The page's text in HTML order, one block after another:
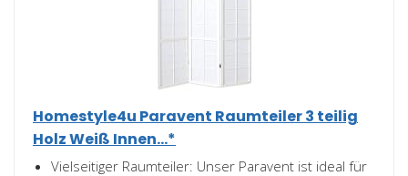
Homestyle4u Paravent Raumteiler 3 teilig
Holz Weiß Innen...*
Vielseitiger Raumteiler: Unser Paravent ist ideal für